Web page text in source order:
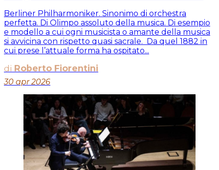
Berliner Philharmoniker. Sinonimo di orchestra
perfetta. Di Olimpo assoluto della musica. Di esempio
e modello a cui ogni musicista o amante della musica
si avvicina con rispetto quasi sacrale. Da quel 1882 in
cui prese l’attuale forma ha ospitato...
di Roberto Fiorentini
30 apr 2026